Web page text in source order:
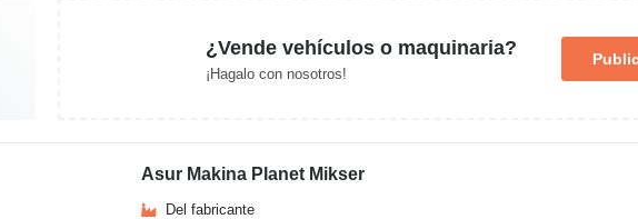
¿Vende vehículos o maquinaria?
¡Hagalo con nosotros!
Asur Makina Planet Mikser
Del fabricante